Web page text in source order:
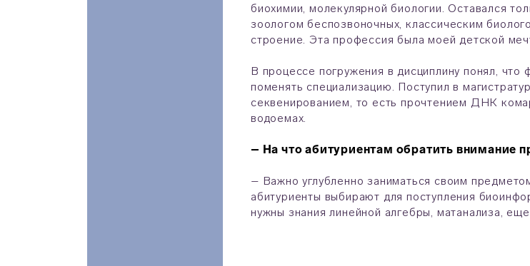
биохимии, молекулярной биологии. Оставался
зоологом беспозвоночных, классическим
строение. Эта профессия была моей детской
В процессе погружения в дисциплину понял,
поменять специализацию. Поступил в
секвенированием, то есть прочтением ДНК
водоемах.
– На что абитуриентам обратить внимание
– Важно углубленно заниматься своим
абитуриенты выбирают для поступления
нужны знания линейной алгебры, матанализа,